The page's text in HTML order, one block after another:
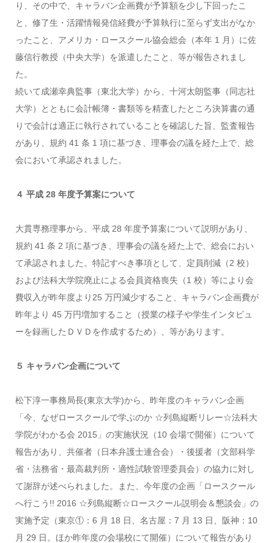
り、その中で、キャラバン企画費が予算額を少し下回ったこ
と、修了生・活躍情報発信経費が予算執行に至らず支出がなか
ったこと、アメリカ・ロースクール協会総会（本年 1 月）に佐
藤信行教授（中央大学）を派遣したこと、等が報告されまし
た。
続いて成瀬幸典監事（東北大学）から、十河太朗監事（同志社
大学）とともに会計帳簿・書類等を精査したところ決算書の通
りで会計は適正に執行されていることを確認した旨、監査報告
があり、規約 41 条 1 項に基づき、理事会の議を経た上で、総
会において承認されました。
４ 平成 28 年度予算案について
大貫専務理事から、平成 28 年度予算案について説明があり、
規約 41 条 2 項に基づき、理事会の議を経た上で、総会におい
て承認されました。特記すべき事項として、定員削減（2 校）
および法科大学院廃止による会員資格喪失（1 校）等により会
費収入が昨年度より25 万円減少すること、キャラバン企画費が
昨年より 45 万円増加すること（授業の様子や学生インタビュ
ーを録画したＤＶＤを作成するため）、等があります。
５ キャラバン企画について
松下淳一事務局長(東京大学)から、昨年度のキャラバン企画
「今、なぜロースクールで学ぶのか ☆列島縦断リレー☆法科大
学院がわかる会 2015」の実施状況（10 会場で開催）について
報告があり、共催者（日本弁護士連合会）・後援者（文部科学
省・法務省・最高裁判所・適性試験管理委員会）の協力に対し
て謝辞が述べられました。また、今年度の企画「ロースクール
へ行こう!! 2016 ☆列島縦断☆ロースクール説明会＆懇談会」の
実施予定（東京①：6 月 18 日、名古屋：7 月 13 日、阪神：10
月 29 日。ほか昨年度の会場校にて開催）について報告があり